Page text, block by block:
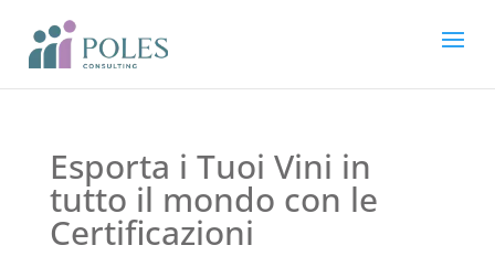
Esporta i Tuoi Vini in
tutto il mondo con le
Certificazioni